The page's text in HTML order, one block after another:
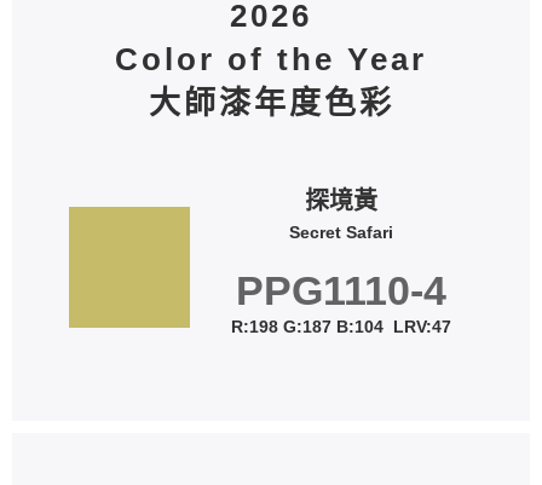
2026
Color of the Year
大師漆年度色彩
探境黃
Secret Safari
PPG1110-4
R:198 G:187 B:104 LRV:47